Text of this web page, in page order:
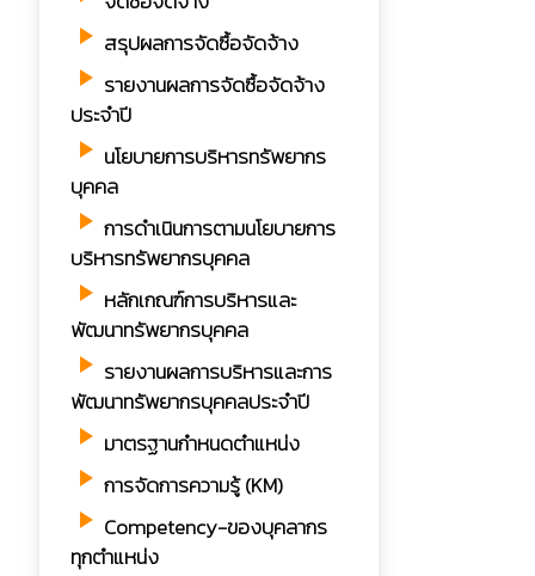
play_arrow สรุปผลการจัดซื้อจัดจ้าง
play_arrow รายงานผลการจัดซื้อจัดจ้าง
ประจำปี
play_arrow นโยบายการบริหารทรัพยากร
บุคคล
play_arrow การดำเนินการตามนโยบายการ
บริหารทรัพยากรบุคคล
play_arrow หลักเกณฑ์การบริหารและ
พัฒนาทรัพยากรบุคคล
play_arrow รายงานผลการบริหารและการ
พัฒนาทรัพยากรบุคคลประจำปี
play_arrow มาตรฐานกำหนดตำแหน่ง
play_arrow การจัดการความรู้ (KM)
play_arrow Competency-ของบุคลากร
ทุกตำแหน่ง